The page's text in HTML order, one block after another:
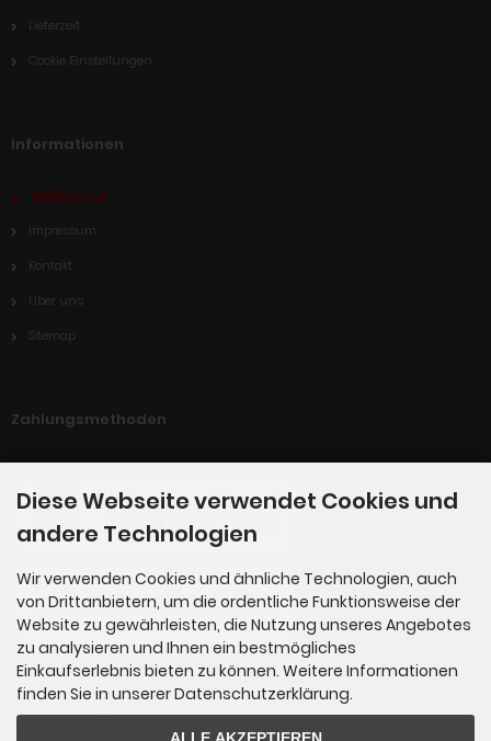
Lieferzeit
Cookie Einstellungen
Informationen
Widerruf
Impressum
Kontakt
Über uns
Sitemap
Zahlungsmethoden
Newsletter-Anmeldung
Diese Webseite verwendet Cookies und
andere Technologien
Wir verwenden Cookies und ähnliche Technologien, auch
von Drittanbietern, um die ordentliche Funktionsweise der
Website zu gewährleisten, die Nutzung unseres Angebotes
zu analysieren und Ihnen ein bestmögliches
Einkaufserlebnis bieten zu können. Weitere Informationen
finden Sie in unserer Datenschutzerklärung.